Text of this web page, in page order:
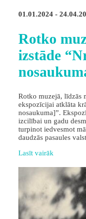
01.01.2024 -
Rotko
izstāde
Rotko muzejā, līdzās
ekspozīcijai atklāta
nosaukuma]”.
izcilībai un gadu
turpinot iedvesmot
daudzās pasaules
Lasīt vairāk